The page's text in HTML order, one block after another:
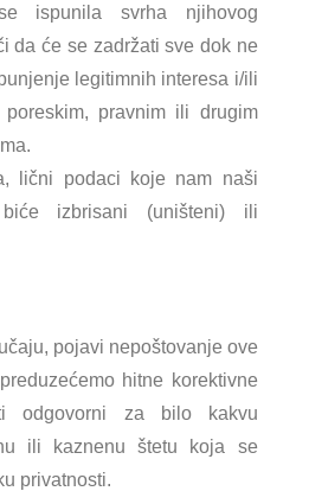
ispunila svrha njihovog
da će se zadržati sve dok ne
legitimnih interesa i/ili
pravnim ili drugim
lični podaci koje nam naši
izbrisani (uništeni) ili
pojavi nepoštovanje ove
hitne korektivne
odgovorni za bilo kakvu
ili kaznenu štetu koja se
privatnosti.